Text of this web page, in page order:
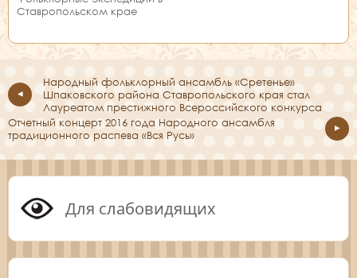
Ставропольском крае
Народный фольклорный ансамбль «Сретенье»
Шпаковского района Ставропольского края стал
Лауреатом престижного Всероссийского конкурса
Отчетный концерт 2016 года Народного ансамбля
традиционного распева «Вся Русь»
Для слабовидящих